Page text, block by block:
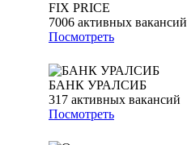
FIX PRICE
7006 активных вакансий
Посмотреть
БАНК УРАЛСИБ
317 активных вакансий
Посмотреть